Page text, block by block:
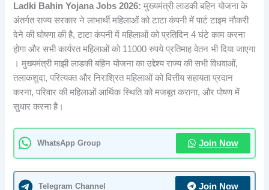
Ladki Bahin Yojana Jobs 2026: मुख्यमंत्री लाडकी बहिन योजना के
अंतर्गत राज्य सरकार ने लाभार्थी महिलाओं को टाटा कंपनी में पार्ट टाइम नौकरी
देने की घोषणा की है, टाटा कंपनी में महिलाओं को प्रतिदिन 4 घंटे काम करना
होगा और सभी कार्यरत महिलाओं को 11000 रुपये प्रतिमाह वेतन भी दिया जाएगा
। मुख्यमंत्री माझी लाडकी बहिन योजना का उद्देश्य राज्य की सभी विधवाओं,
तलाकशुदा, परित्यक्त और निराश्रित महिलाओं को वित्तीय सहायता प्रदान
करना, परिवार की महिलाओं आर्थिक स्थिति को मजबूत कराना, और पोषण में
सुधार करना है।
WhatsApp Group Join Now
Telegram Channel Join Now